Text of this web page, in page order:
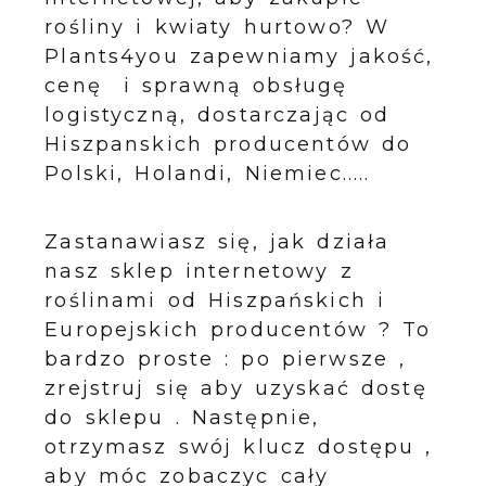
rośliny i kwiaty hurtowo? W
Plants4you zapewniamy jakość,
cenę i sprawną obsługę
logistyczną, dostarczając od
Hiszpanskich producentów do
Polski, Holandi, Niemiec.....
Zastanawiasz się, jak działa
nasz sklep internetowy z
roślinami od Hiszpańskich i
Europejskich producentów ? To
bardzo proste : po pierwsze ,
zrejstruj się aby uzyskać dostę
do sklepu . Następnie,
otrzymasz swój klucz dostępu ,
aby móc zobaczyc cały